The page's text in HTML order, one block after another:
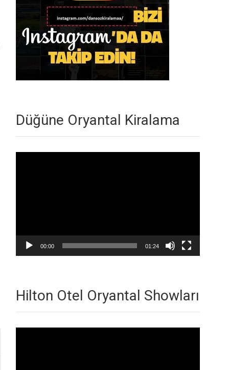
Düğüne Oryantal Kiralama
00:00 01:24
Hilton Otel Oryantal Showları